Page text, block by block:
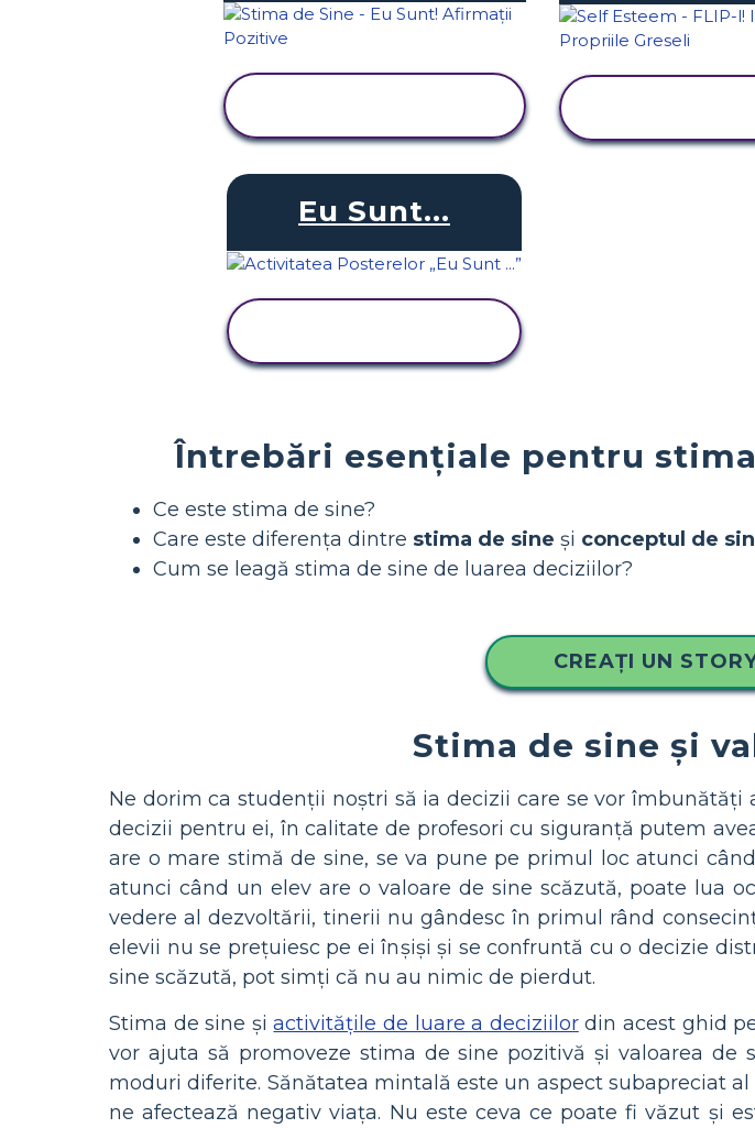
Eu Sunt...
Întrebări esențiale pentru
Ce este stima de sine?
Care este diferența dintre stima de sine și conceptul de
Cum se leagă stima de sine de luarea deciziilor?
CREAȚI UN
Stima de sine și
Ne dorim ca studenții noștri să ia decizii care se vor
decizii pentru ei, în calitate de profesori cu siguranță putem
are o mare stimă de sine, se va pune pe primul loc atunci
atunci când un elev are o valoare de sine scăzută, poate lua
vedere al dezvoltării, tinerii nu gândesc în primul rând
elevii nu se prețuiesc pe ei înșiși și se confruntă cu o decizie
sine scăzută, pot simți că nu au nimic de pierdut.
Stima de sine șiactivitățile de luare a deciziilordin acest ghid
vor ajuta să promoveze stima de sine pozitivă și valoarea
moduri diferite. Sănătatea mintală este un aspect subapreciat
ne afectează negativ viața. Nu este ceva ce poate fi văzut și